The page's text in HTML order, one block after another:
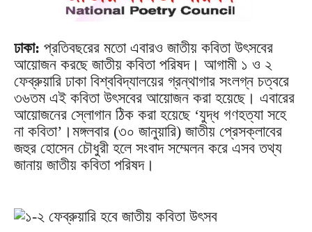
ঢাকা: প্রতিবছরের মতো এবারও জাতীয় কবিতা উৎসবের
আয়োজন করছে জাতীয় কবিতা পরিষদ। আগামী ১ ও ২
ফেব্রুয়ারি ঢাকা বিশ্ববিদ্যালয়ের গ্রন্থাগার সংলগ্ন চত্বরে
৩৬তম এই কবিতা উৎসবের আয়োজন করা হয়েছে। এবারের
আয়োজনের স্লোগান ঠিক করা হয়েছে ‌‘যুদ্ধ গণহত্যা সহে
না কবিতা’।মঙ্গলবার (৩০ জানুয়ারি) জাতীয় প্রেসক্লাবের
জহুর হোসেন চৌধুরী হলে সংবাদ সম্মেলন করে এসব তথ্য
জানায় জাতীয় কবিতা পরিষদ।